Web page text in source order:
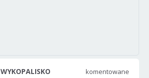
WYKOPALISKO komentowane